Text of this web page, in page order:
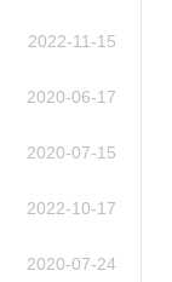
2022-11-15
2020-06-17
2020-07-15
2022-10-17
2020-07-24